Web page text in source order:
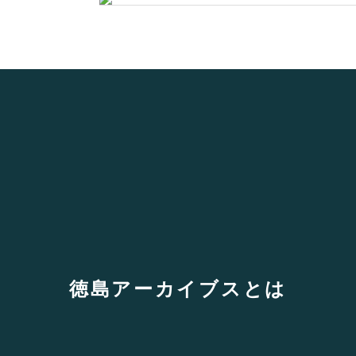
徳島アーカイブスとは